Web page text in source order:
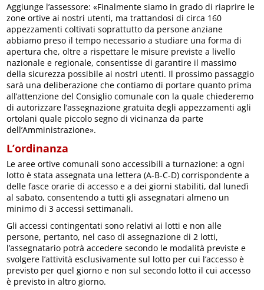
Aggiunge l’assessore: «Finalmente siamo in grado di riaprire le
zone ortive ai nostri utenti, ma trattandosi di circa 160
appezzamenti coltivati soprattutto da persone anziane
abbiamo preso il tempo necessario a studiare una forma di
apertura che, oltre a rispettare le misure previste a livello
nazionale e regionale, consentisse di garantire il massimo
della sicurezza possibile ai nostri utenti. Il prossimo passaggio
sarà una deliberazione che contiamo di portare quanto prima
all’attenzione del Consiglio comunale con la quale chiederemo
di autorizzare l’assegnazione gratuita degli appezzamenti agli
ortolani quale piccolo segno di vicinanza da parte
dell’Amministrazione».
L’ordinanza
Le aree ortive comunali sono accessibili a turnazione: a ogni
lotto è stata assegnata una lettera (A-B-C-D) corrispondente a
delle fasce orarie di accesso e a dei giorni stabiliti, dal lunedì
al sabato, consentendo a tutti gli assegnatari almeno un
minimo di 3 accessi settimanali.
Gli accessi contingentati sono relativi ai lotti e non alle
persone, pertanto, nel caso di assegnazione di 2 lotti,
l’assegnatario potrà accedere secondo le modalità previste e
svolgere l’attività esclusivamente sul lotto per cui l’accesso è
previsto per quel giorno e non sul secondo lotto il cui accesso
è previsto in altro giorno.